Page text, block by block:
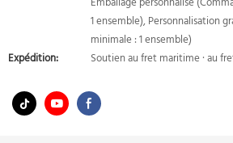
1 ensemble), Personnalisation
minimale : 1 ensemble)
Expédition:
Soutien au fret maritime · au